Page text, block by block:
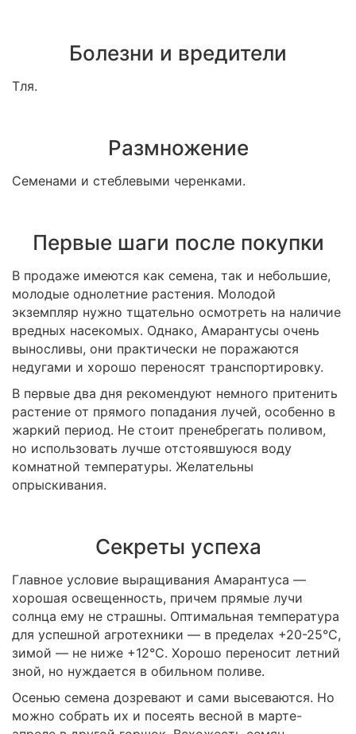
Болезни и вредители
Тля.
Размножение
Семенами и стеблевыми черенками.
Первые шаги после покупки
В продаже имеются как семена, так и небольшие,
молодые однолетние растения. Молодой
экземпляр нужно тщательно осмотреть на наличие
вредных насекомых. Однако, Амарантусы очень
выносливы, они практически не поражаются
недугами и хорошо переносят транспортировку.
В первые два дня рекомендуют немного притенить
растение от прямого попадания лучей, особенно в
жаркий период. Не стоит пренебрегать поливом,
но использовать лучше отстоявшуюся воду
комнатной температуры. Желательны
опрыскивания.
Секреты успеха
Главное условие выращивания Амарантуса —
хорошая освещенность, причем прямые лучи
солнца ему не страшны. Оптимальная температура
для успешной агротехники — в пределах +20-25°С,
зимой — не ниже +12°С. Хорошо переносит летний
зной, но нуждается в обильном поливе.
Осенью семена дозревают и сами высеваются. Но
можно собрать их и посеять весной в марте-